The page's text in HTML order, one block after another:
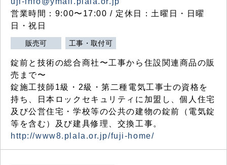
営業時間：9:00〜17:00 / 定休日：土曜日・日曜
日・祝日
販売可 工事・取付可
錠前と技術の総合商社〜工事から住設関連商品の販
売まで〜
錠施工技師1級・2級・第二種電気工事士の資格を
持ち、日本ロックセキュリティに加盟し、個人住宅
及び公営住宅・学校等の公共の建物の錠前（電気錠
等を含む）及び建具修理、交換工事。
http://www8.plala.or.jp/fuji-home/